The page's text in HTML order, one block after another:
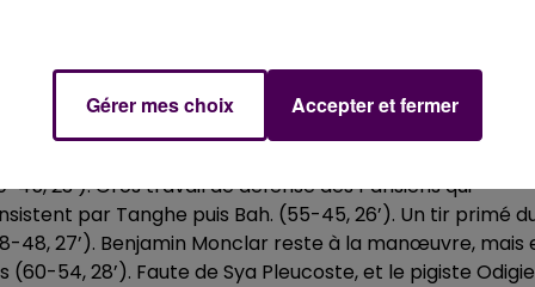
en jeu et marquent par Ryan Boatright (48-
le met en faute dans la foulée (50-40, 22’). Cornély
dans ses vocalises pour recadrer certains de ses
23’). Gros travail de défense des Parisiens qui
par Tanghe puis Bah. (55-45, 26’). Un tir primé
48, 27’). Benjamin Monclar reste à la manœuvre, mais
54, 28’). Faute de Sya Pleucoste, et le pigiste Odigie
Gérer mes choix Accepter et fermer